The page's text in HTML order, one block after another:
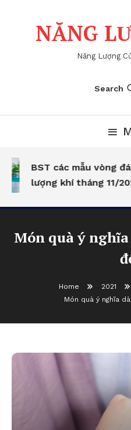
NĂNG
Năng Lượng
Search
BST các mẫu vòng đá
lượng khí tháng 11/
Món quà ý
Home 2021
Món quà ý nghĩa